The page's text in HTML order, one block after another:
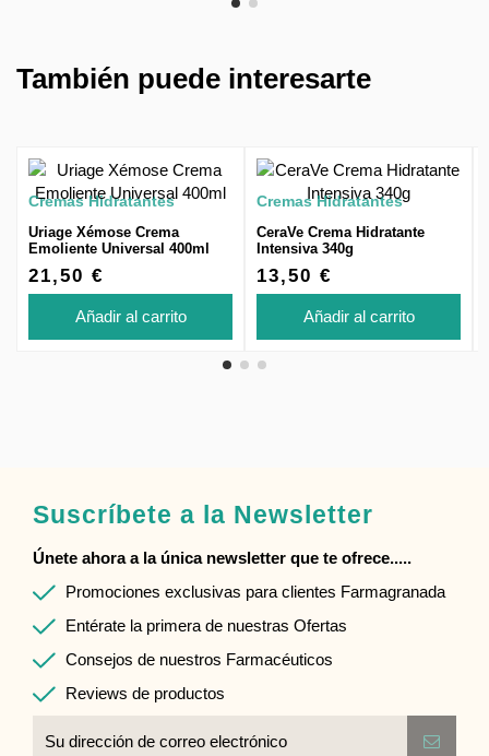
También puede interesarte
Cremas Hidratantes
Uriage Xémose Crema
Emoliente Universal 400ml
21,50 €
Añadir al carrito
Cremas Hidratantes
CeraVe Crema Hidratante
Intensiva 340g
13,50 €
Añadir al carrito
Suscríbete a la Newsletter
Únete ahora a la única newsletter que te ofrece.....
Promociones exclusivas para clientes Farmagranada
Entérate la primera de nuestras Ofertas
Consejos de nuestros Farmacéuticos
Reviews de productos